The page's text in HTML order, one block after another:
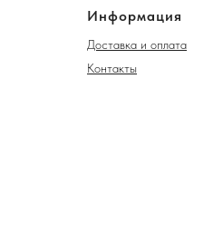
Информация
Доставка и оплата
Контакты